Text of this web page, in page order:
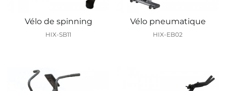
Vélo de spinning
HIX-SB11
Vélo pneumatique
HIX-EB02